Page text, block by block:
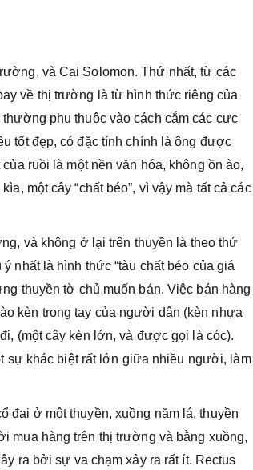
và Cai Solomon. Thứ nhất, từ các
về thị trường là từ hình thức riêng của
thường phụ thuộc vào cách cắm các cực
tốt đẹp, có đặc tính chính là ông được
ruồi là một nền văn hóa, không ồn ào,
một cây “chất béo”, vì vậy mà tất cả các
và không ở lại trên thuyền là theo thứ
nhất là hình thức “tàu chất béo của giá
thuyền tờ chủ muốn bán. Việc bán hàng
kèn trong tay của người dân (kèn nhựa
(một cây kèn lớn, và được gọi là cóc).
sự khác biệt rất lớn giữa nhiều người, làm
đại ở một thuyền, xuồng năm lá, thuyền
mua hàng trên thị trường và bằng xuồng,
ra bởi sự va chạm xảy ra rất ít. Rectus